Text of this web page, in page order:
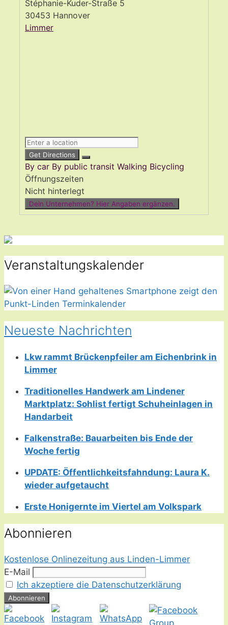
Stéphanie-Kuder-Straße 5
30453 Hannover
Limmer
Get Directions
By car By public transit Walking Bicycling
Öffnungszeiten
Nicht hinterlegt
Dein Unternehmen? Hier Angaben ergänzen.
Veranstaltungskalender
Neueste Nachrichten
Lkw rammt Brückenpfeiler am Eichenbrink in
Limmer
Traditionelles Handwerk am Lindener
Marktplatz: Sohlist fertigt Schuheinlagen in
Handarbeit
Falkenstraße: Bauarbeiten bis Ende der
Woche fertig
UPDATE: Öffentlichkeitsfahndung: Laura K.
wieder aufgetaucht
Erste Honigernte im Viertel am Volkspark
Abonnieren
Kostenlose Onlinezeitung aus Linden-Limmer
E-Mail
Ich akzeptiere die Datenschutzerklärung